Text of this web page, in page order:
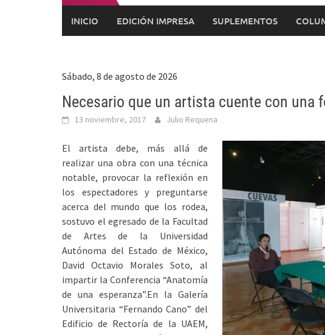
INICIO EDICIÓN IMPRESA SUPLEMENTOS
Sábado, 8 de agosto de 2026
Necesario que un artista cuente con una
13 noviembre, 2017 Julio Requena
El artista debe, más allá de
realizar una obra con una técnica
notable, provocar la reflexión en
los espectadores y preguntarse
acerca del mundo que los rodea,
sostuvo el egresado de la Facultad
de Artes de la Universidad
Autónoma del Estado de México,
David Octavio Morales Soto, al
impartir la Conferencia “Anatomía
de una esperanza”.En la Galería
Universitaria “Fernando Cano” del
Edificio de Rectoría de la UAEM,